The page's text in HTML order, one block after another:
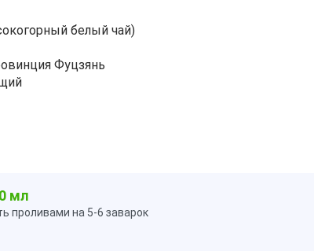
белый чай)
Фуцзянь
мл
проливами на 5-6 заварок